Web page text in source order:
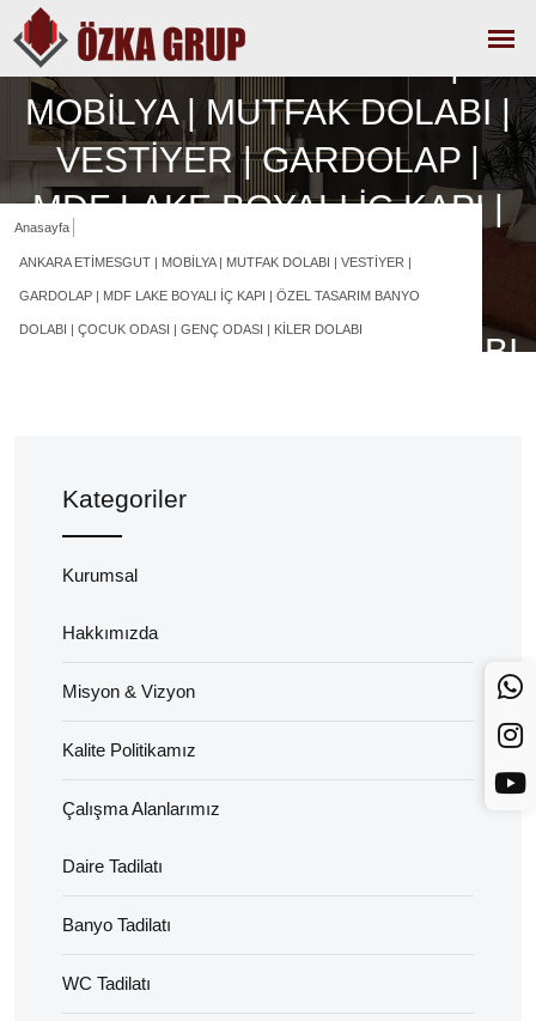
ANKARA ETİMESGUT |
MOBİLYA | MUTFAK DOLABI |
VESTİYER | GARDOLAP |
MDF LAKE BOYALI İÇ KAPI |
ÖZEL TASARIM BANYO
DOLABI | ÇOCUK ODASI |
GENÇ ODASI | KİLER DOLABI
Anasayfa
ANKARA ETİMESGUT | MOBİLYA | MUTFAK DOLABI | VESTİYER |
GARDOLAP | MDF LAKE BOYALI İÇ KAPI | ÖZEL TASARIM BANYO
DOLABI | ÇOCUK ODASI | GENÇ ODASI | KİLER DOLABI
Kategoriler
Kurumsal
Hakkımızda
Misyon & Vizyon
Kalite Politikamız
Çalışma Alanlarımız
Daire Tadilatı
Banyo Tadilatı
WC Tadilatı